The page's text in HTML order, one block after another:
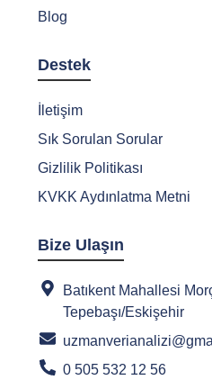
Blog
Destek
İletişim
Sık Sorulan Sorular
Gizlilik Politikası
KVKK Aydınlatma Metni
Bize Ulaşın
Batıkent Mahallesi
Tepebaşı/Eskişehir
0 505 532 12 56